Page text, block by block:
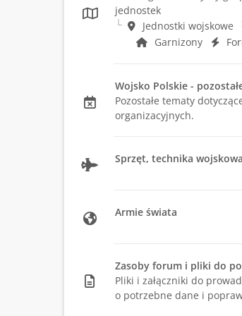
jednostek
Jednostki wojskowe
Garnizony
Wojsko Polskie -
Pozostałe tematy
organizacyjnych.
Sprzęt, technika wojskowa
Armie świata
Zasoby forum i pliki do
Pliki i załączniki do
o potrzebne dane i